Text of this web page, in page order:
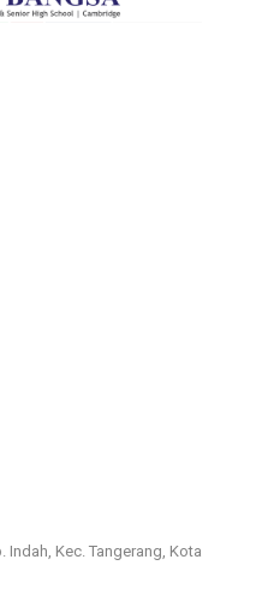
Indah, Kec. Tangerang, Kota